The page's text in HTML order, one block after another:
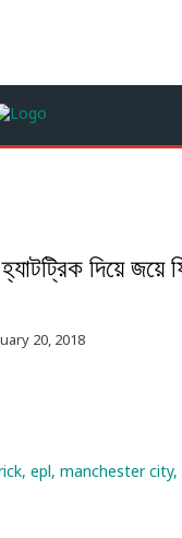
দিয়ে জয়ে
20, 2018